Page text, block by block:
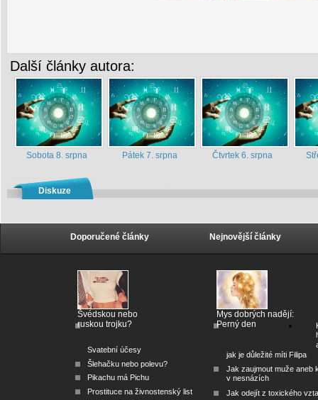
Další články autora:
Sobota 8. srpna Pátek 7. srpna Čtvrtek 6. srpna
Diskuze
Doporučené články
Švédskou nebo
ruskou trojku?
Svatební účesy
Šlehačku nebo polevu?
Pikachu má Pichu
Prostituce na živnostenský list
Nejnovější články
Mys dobrých nadějí:
Perný den
jak je důležité míti Filipa
Jak zaujmout muže aneb
v nesnázích
Jak odejít z toxického